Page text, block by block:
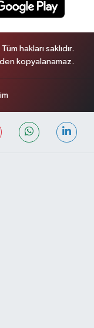
hakları saklıdır.
kopyalanamaz.